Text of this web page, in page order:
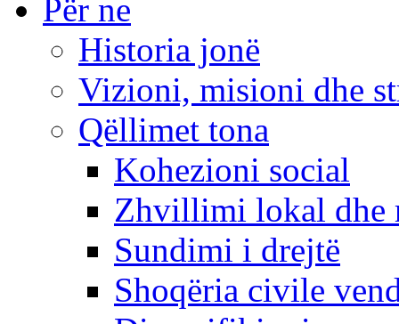
Për ne
Historia jonë
Vizioni, misioni dhe
Qëllimet tona
Kohezioni social
Zhvillimi lokal dhe
Sundimi i drejtë
Shoqëria civile